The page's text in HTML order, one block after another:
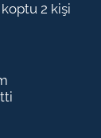
koptu 2 kişi